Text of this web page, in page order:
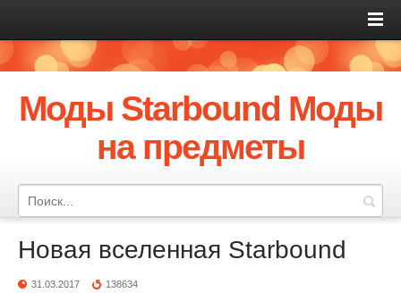
Моды Starbound Моды
на предметы
Новая вселенная Starbound
31.03.2017 138634